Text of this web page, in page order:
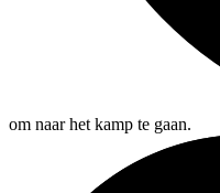
om naar het kamp te gaan.